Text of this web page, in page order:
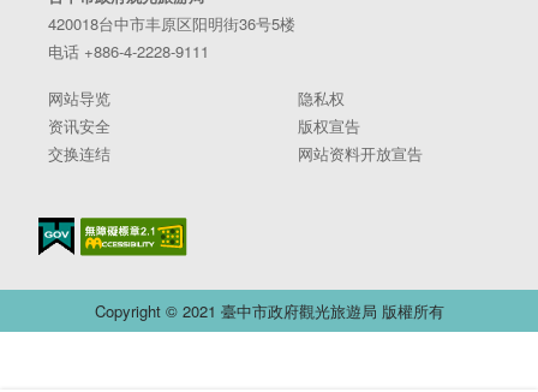
420018台中市丰原区阳明街36号5楼
电话 +886-4-2228-9111
网站导览
隐私权
资讯安全
版权宣告
交换连结
网站资料开放宣告
Copyright © 2021 臺中市政府觀光旅遊局 版權所有